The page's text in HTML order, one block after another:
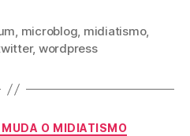
, microblog, midiatismo,
, wordpress
Categorias
MUDA O MIDIATISMO